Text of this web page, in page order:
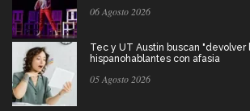
06 Agosto 2026
Tec y UT Austin buscan "devolver
hispanohablantes con afasia
05 Agosto 2026